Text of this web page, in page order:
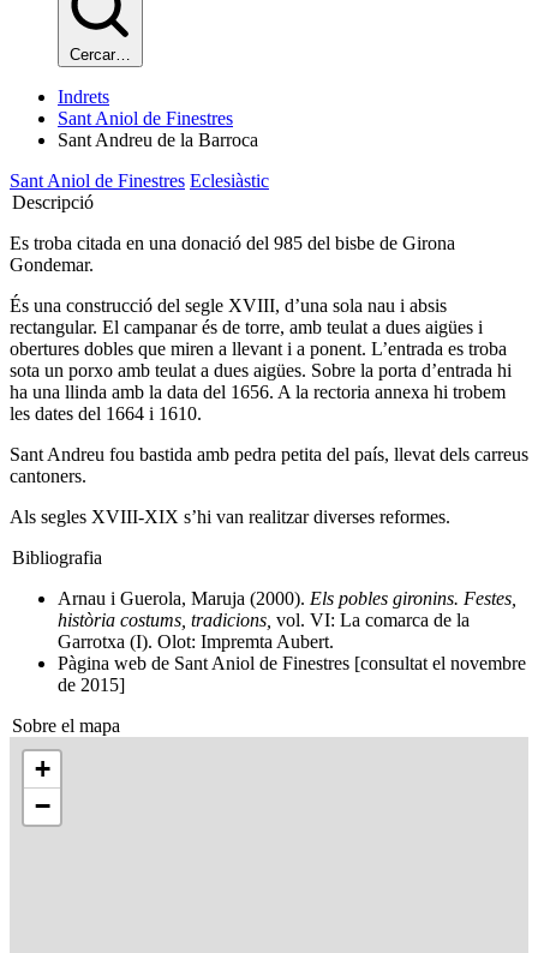
Cercar…
Indrets
Sant Aniol de Finestres
Sant Andreu de la Barroca
Sant Aniol de Finestres Eclesiàstic
Descripció
Es troba citada en una donació del 985 del bisbe de Girona
Gondemar.
És una construcció del segle XVIII, d’una sola nau i absis
rectangular. El campanar és de torre, amb teulat a dues aigües i
obertures dobles que miren a llevant i a ponent. L’entrada es troba
sota un porxo amb teulat a dues aigües. Sobre la porta d’entrada hi
ha una llinda amb la data del 1656. A la rectoria annexa hi trobem
les dates del 1664 i 1610.
Sant Andreu fou bastida amb pedra petita del país, llevat dels carreus
cantoners.
Als segles XVIII-XIX s’hi van realitzar diverses reformes.
Bibliografia
Arnau i Guerola, Maruja (2000). Els pobles gironins. Festes,
història costums, tradicions, vol. VI: La comarca de la
Garrotxa (I). Olot: Impremta Aubert.
Pàgina web de Sant Aniol de Finestres [consultat el novembre
de 2015]
Sobre el mapa
+
−